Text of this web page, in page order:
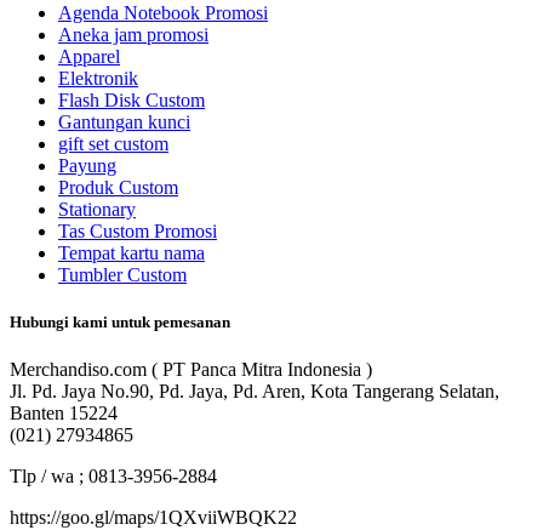
Agenda Notebook Promosi
Aneka jam promosi
Apparel
Elektronik
Flash Disk Custom
Gantungan kunci
gift set custom
Payung
Produk Custom
Stationary
Tas Custom Promosi
Tempat kartu nama
Tumbler Custom
Hubungi kami untuk pemesanan
Merchandiso.com ( PT Panca Mitra Indonesia )
Jl. Pd. Jaya No.90, Pd. Jaya, Pd. Aren, Kota Tangerang Selatan,
Banten 15224
(021) 27934865
Tlp / wa ; 0813-3956-2884
https://goo.gl/maps/1QXviiWBQK22